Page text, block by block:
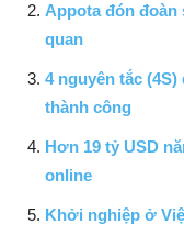
Appota đón đoàn
quan
4 nguyên tắc
thành công
Hơn 19 tỷ USD
online
Khởi nghiệp ở